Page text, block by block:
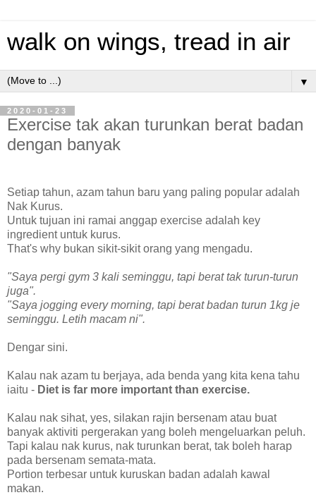
walk on wings, tread in air
▼
2020-01-23
Exercise tak akan turunkan berat badan
dengan banyak
Setiap tahun, azam tahun baru yang paling popular adalah
Nak Kurus.
Untuk tujuan ini ramai anggap exercise adalah key
ingredient untuk kurus.
That's why bukan sikit-sikit orang yang mengadu.
"Saya pergi gym 3 kali seminggu, tapi berat tak turun-turun
juga".
"Saya jogging every morning, tapi berat badan turun 1kg je
seminggu. Letih macam ni".
Dengar sini.
Kalau nak azam tu berjaya, ada benda yang kita kena tahu
iaitu - Diet is far more important than exercise.
Kalau nak sihat, yes, silakan rajin bersenam atau buat
banyak aktiviti pergerakan yang boleh mengeluarkan peluh.
Tapi kalau nak kurus, nak turunkan berat, tak boleh harap
pada bersenam semata-mata.
Portion terbesar untuk kuruskan badan adalah kawal
makan.